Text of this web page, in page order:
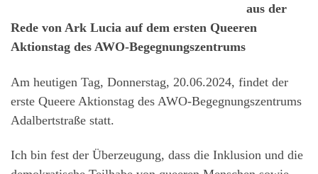
aus der
Rede von Ark Lucia auf dem ersten Queeren
Aktionstag des AWO-Begegnungszentrums
Am heutigen Tag, Donnerstag, 20.06.2024, findet der
erste Queere Aktionstag des AWO-Begegnungszentrums
Adalbertstraße statt.
Ich bin fest der Überzeugung, dass die Inklusion und die